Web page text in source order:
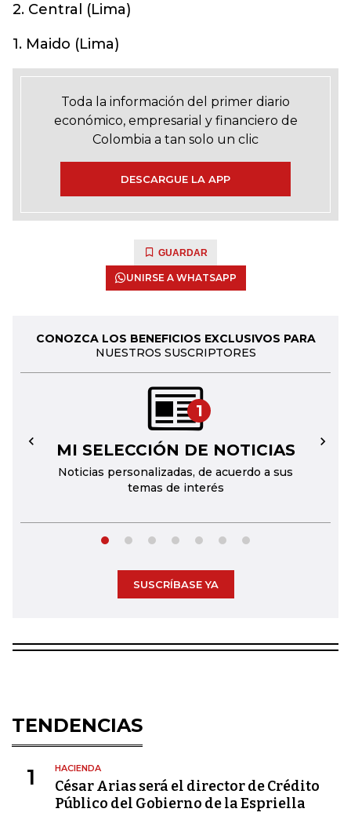
2. Central (Lima)
1. Maido (Lima)
Toda la información del primer diario
económico, empresarial y financiero de
Colombia a tan solo un clic
DESCARGUE LA APP
GUARDAR
UNIRSE A WHATSAPP
CONOZCA LOS BENEFICIOS EXCLUSIVOS PARA
NUESTROS SUSCRIPTORES
1
MI SELECCIÓN DE NOTICIAS
Noticias personalizadas, de acuerdo a sus
temas de interés
← →
SUSCRÍBASE YA
TENDENCIAS
1 HACIENDA
César Arias será el director de Crédito
Público del Gobierno de la Espriella